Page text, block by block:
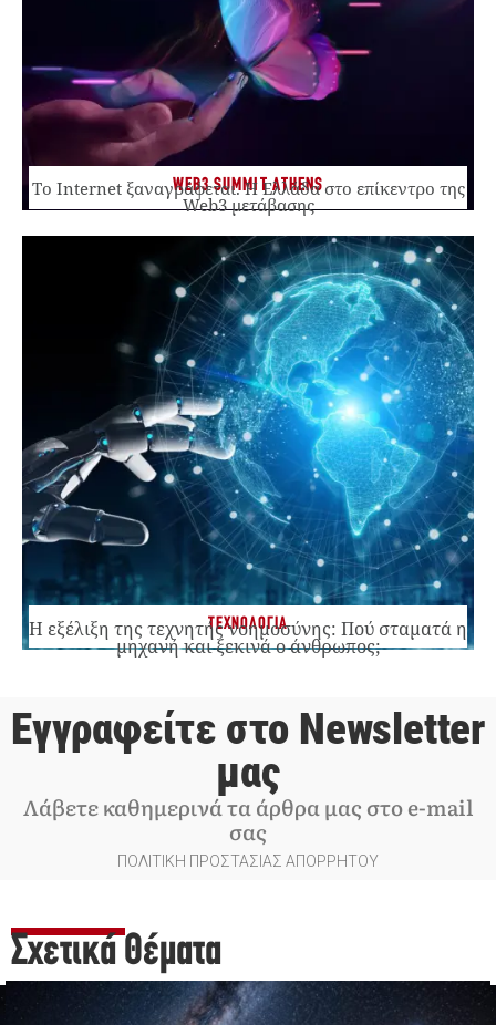
WEB3 SUMMIT ATHENS
Το Internet ξαναγράφεται. Η Ελλάδα στο επίκεντρο της
Web3 μετάβασης
ΤΕΧΝΟΛΟΓΙΑ
Η εξέλιξη της τεχνητής νοημοσύνης: Πού σταματά η
μηχανή και ξεκινά ο άνθρωπος;
Εγγραφείτε στο Newsletter
μας
Λάβετε καθημερινά τα άρθρα μας στο e-mail
σας
ΠΟΛΙΤΙΚΗ ΠΡΟΣΤΑΣΙΑΣ ΑΠΟΡΡΗΤΟΥ
Σχετικά Θέματα